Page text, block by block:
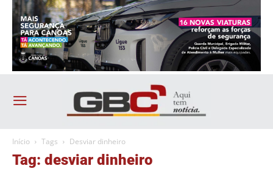
Início Tags Desviar dinheiro
Tag: desviar dinheiro